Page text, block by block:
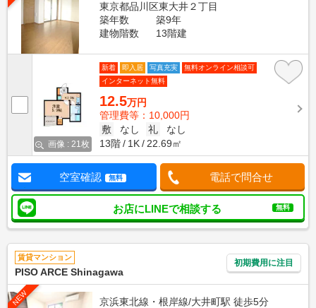
東京都品川区東大井２丁目
築年数
築9年
建物階数
13階建
画像 : 21枚
新着 即入居 写真充実
無料オンライン相談可
インターネット無料
12.5万円
管理費等：10,000円
敷
なし 礼
なし
13階
1K 22.69㎡
空室確認 無料 電話で問合せ
お店にLINEで相談する 無料
賃貸マンション
PISO ARCE Shinagawa
初期費用に注目
NEW
京浜東北線・根岸線/大井町駅 徒歩5分